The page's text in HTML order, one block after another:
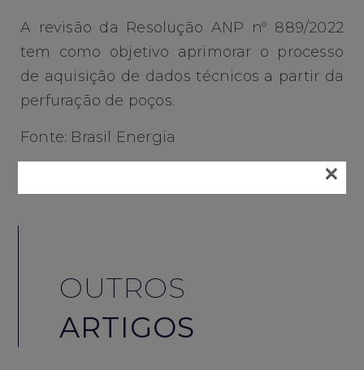
A revisão da Resolução ANP nº 889/2022
tem como objetivo aprimorar o processo
de aquisição de dados técnicos a partir da
perfuração de poços.
Fonte: Brasil Energia
OUTROS
ARTIGOS
×